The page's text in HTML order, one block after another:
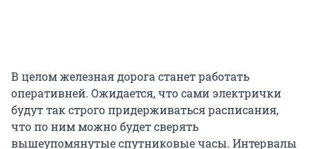
В целом железная дорога станет работать
оперативней. Ожидается, что сами электрички
будут так строго придерживаться расписания,
что по ним можно будет сверять
вышеупомянутые спутниковые часы. Интервалы